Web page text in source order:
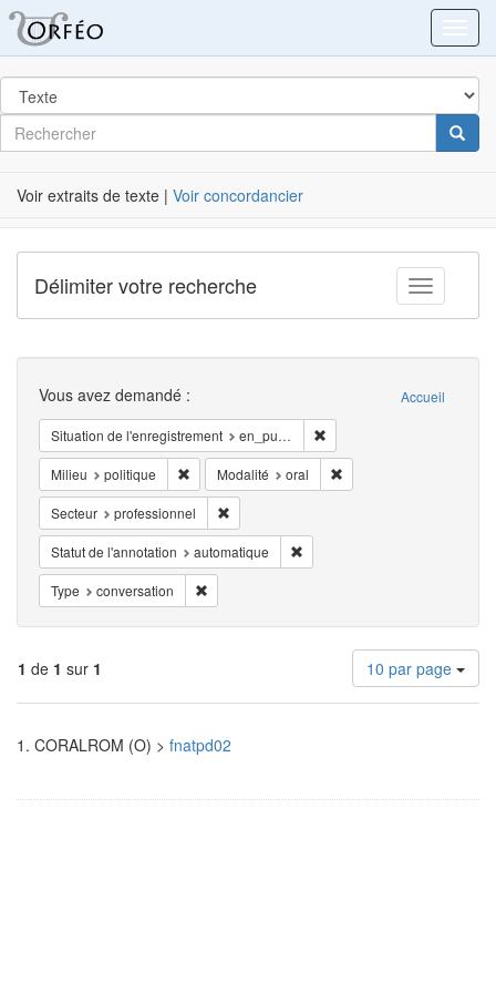
dans
Post
Label
Rechercher
Voir extraits de texte | Voir concordancier
Toggle
Délimiter votre recherche
Recherche Accueil
Vous avez demandé :
Situation de l'enregistrement en_public
Milieu politique Supprimer la restriction Milieu: politique
Modalité oral
Secteur professionnel
Statut de l'annotation automatique
Type conversation
1 de 1 sur 1
Nombre
de
résultats
10 par page
Résultats
recherche
1. CORALROM (O) > fnatpd02